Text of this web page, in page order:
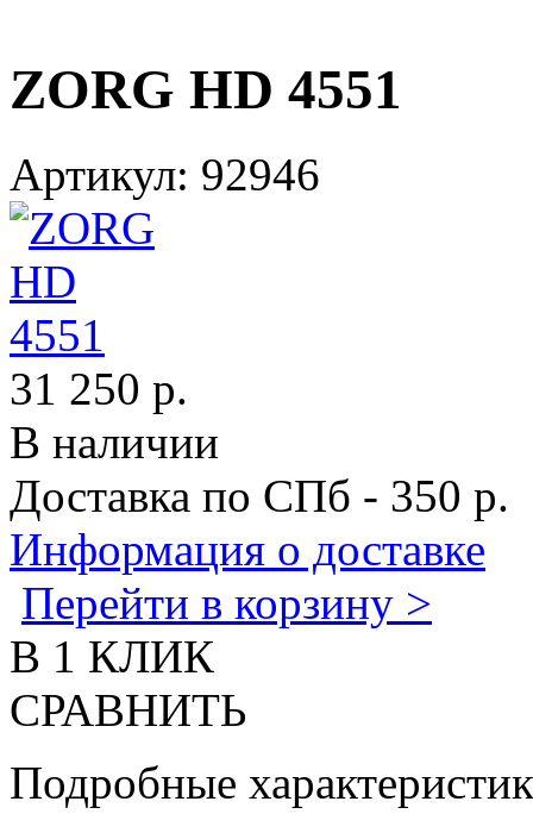
ZORG HD 4551
Артикул: 92946
31 250 р.
В наличии
Доставка по СПб - 350 р.
Информация о доставке
Перейти в корзину >
В 1 КЛИК
СРАВНИТЬ
Подробные